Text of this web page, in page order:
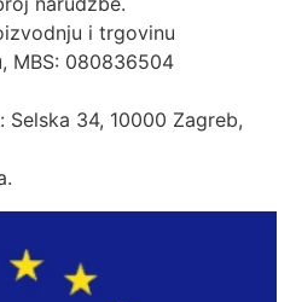
i trgovinu
MBS: 080836504
34, 10000 Zagreb,